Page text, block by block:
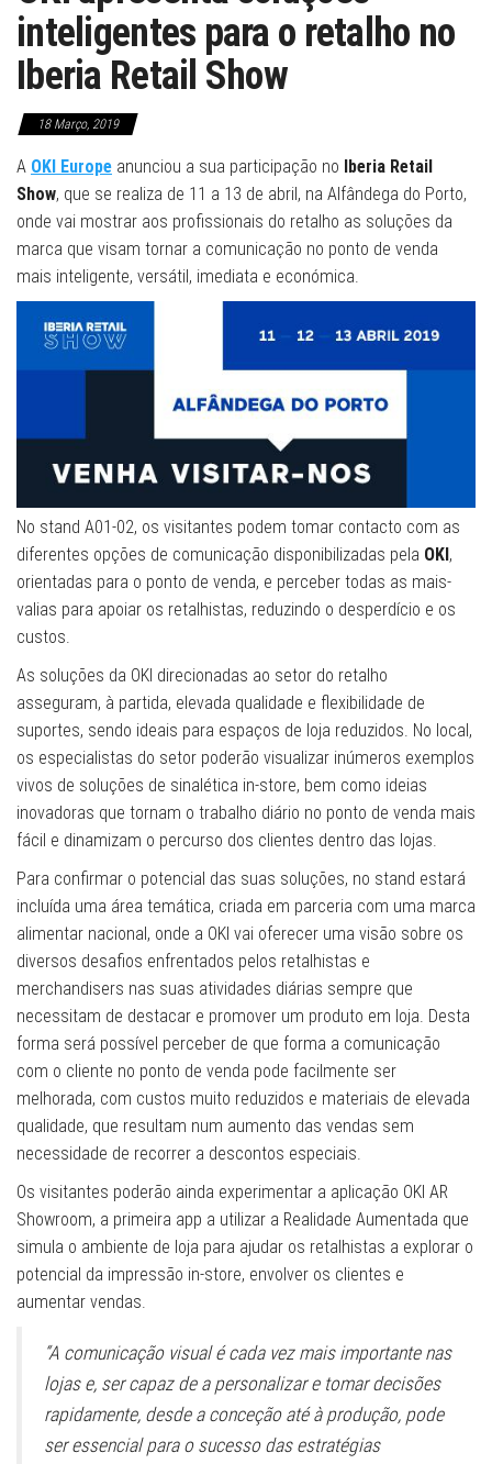
inteligentes para o retalho no
Iberia Retail Show
18 Março, 2019
A OKI Europe anunciou a sua participação no Iberia Retail
Show, que se realiza de 11 a 13 de abril, na Alfândega do Porto,
onde vai mostrar aos profissionais do retalho as soluções da
marca que visam tornar a comunicação no ponto de venda
mais inteligente, versátil, imediata e económica.
No stand A01-02, os visitantes podem tomar contacto com as
diferentes opções de comunicação disponibilizadas pela OKI ,
orientadas para o ponto de venda, e perceber todas as mais-
valias para apoiar os retalhistas, reduzindo o desperdício e os
custos.
As soluções da OKI direcionadas ao setor do retalho
asseguram, à partida, elevada qualidade e flexibilidade de
suportes, sendo ideais para espaços de loja reduzidos. No local,
os especialistas do setor poderão visualizar inúmeros exemplos
vivos de soluções de sinalética in-store, bem como ideias
inovadoras que tornam o trabalho diário no ponto de venda mais
fácil e dinamizam o percurso dos clientes dentro das lojas.
Para confirmar o potencial das suas soluções, no stand estará
incluída uma área temática, criada em parceria com uma marca
alimentar nacional, onde a OKI vai oferecer uma visão sobre os
diversos desafios enfrentados pelos retalhistas e
merchandisers nas suas atividades diárias sempre que
necessitam de destacar e promover um produto em loja. Desta
forma será possível perceber de que forma a comunicação
com o cliente no ponto de venda pode facilmente ser
melhorada, com custos muito reduzidos e materiais de elevada
qualidade, que resultam num aumento das vendas sem
necessidade de recorrer a descontos especiais.
Os visitantes poderão ainda experimentar a aplicação OKI AR
Showroom, a primeira app a utilizar a Realidade Aumentada que
simula o ambiente de loja para ajudar os retalhistas a explorar o
potencial da impressão in-store, envolver os clientes e
aumentar vendas.
“A comunicação visual é cada vez mais importante nas
lojas e, ser capaz de a personalizar e tomar decisões
rapidamente, desde a conceção até à produção, pode
ser essencial para o sucesso das estratégias